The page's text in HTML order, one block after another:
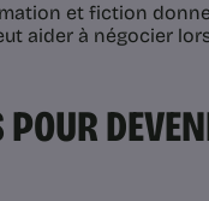
et fiction
aider à négocier
POUR